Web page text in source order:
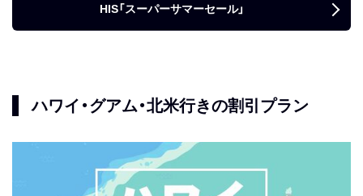
HIS「スーパーサマーセール」
ハワイ・グアム・北米行きの割引プラン